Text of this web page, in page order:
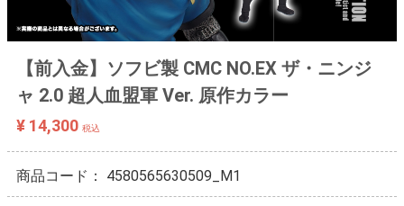
【前入金】ソフビ製 CMC NO.EX ザ・ニンジ
ャ 2.0 超人血盟軍 Ver. 原作カラー
¥ 14,300 税込
商品コード： 4580565630509_M1